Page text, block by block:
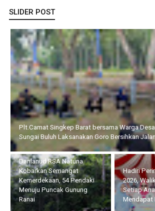
SLIDER POST
Danlanud RSA Natuna Kobarkan Semangat
Pendaki Menuju Puncak Gunung Ranai
Hadiri Peringatan HAN
2026, Walikota Amsakar :
Setiap Anak Harus
Mendapat Perlindungan
Usai
TNI di
RSA
TNI